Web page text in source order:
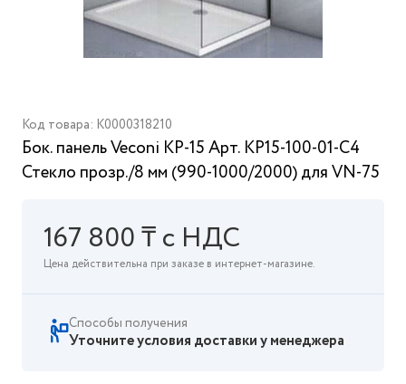
Код товара: K0000318210
Бок. панель Veconi KP-15 Арт. KP15-100-01-C4
Стекло прозр./8 мм (990-1000/2000) для VN-75
167 800 ₸ с НДС
Цена действительна при заказе в интернет-магазине.
Способы получения
Уточните условия доставки у менеджера